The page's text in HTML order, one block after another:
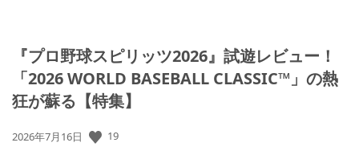
『プロ野球スピリッツ2026』試遊レビュー！
「2026 WORLD BASEBALL CLASSIC™」の熱
狂が蘇る【特集】
公
2026年7月16日 19